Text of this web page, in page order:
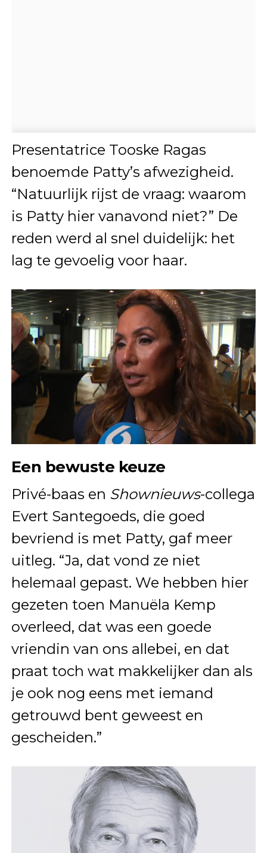
Presentatrice Tooske Ragas
benoemde Patty’s afwezigheid.
“Natuurlijk rijst de vraag: waarom
is Patty hier vanavond niet?” De
reden werd al snel duidelijk: het
lag te gevoelig voor haar.
Een bewuste keuze
Privé-baas en Shownieuws-collega
Evert Santegoeds, die goed
bevriend is met Patty, gaf meer
uitleg. “Ja, dat vond ze niet
helemaal gepast. We hebben hier
gezeten toen Manuëla Kemp
overleed, dat was een goede
vriendin van ons allebei, en dat
praat toch wat makkelijker dan als
je ook nog eens met iemand
getrouwd bent geweest en
gescheiden.”